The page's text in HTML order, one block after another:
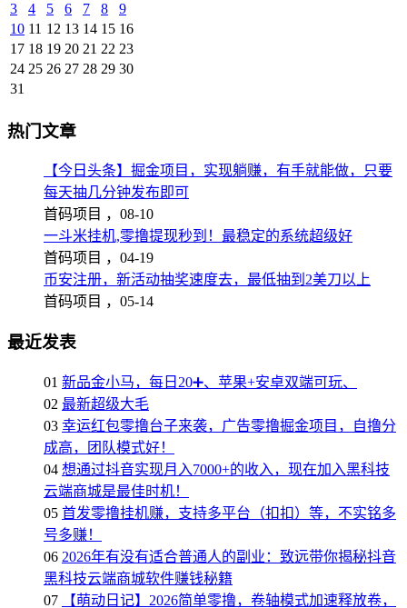
3
4 5 6 7 8
9
10 11 12 13 14 15 16
17 18 19 20 21 22 23
24 25 26 27 28 29 30
31
热门文章
【今日头条】掘金项目，实现躺赚，有手就能做，只要
每天抽几分钟发布即可
首码项目 ， 08-10
一斗米挂机,零撸提现秒到！最稳定的系统超级好
首码项目 ， 04-19
币安注册，新活动抽奖速度去，最低抽到2美刀以上
首码项目 ， 05-14
最近发表
01 新品金小马，每日20➕、苹果+安卓双端可玩、
02 最新超级大毛
03 幸运红包零撸台子来袭，广告零撸掘金项目，自撸分
成高，团队模式好！
04 想通过抖音实现月入7000+的收入，现在加入黑科技
云端商城是最佳时机！
05 首发零撸挂机赚，支持多平台（扣扣）等，不实铭多
号多赚！
06 2026年有没有适合普通人的副业：致远带你揭秘抖音
黑科技云端商城软件赚钱秘籍
07
【萌动日记】2026简单零撸，卷轴模式加速释放卷，